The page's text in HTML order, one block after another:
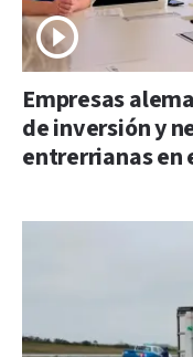
Empresas
de inversión y
entrerrianas en